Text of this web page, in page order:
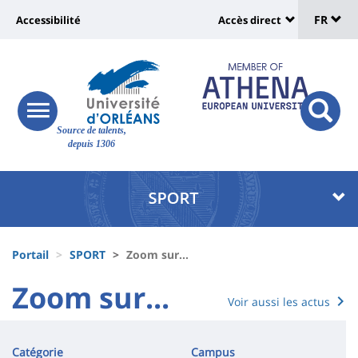
Site
Source de talents,
depuis 1306
Université
Recherche
responsive
menu
button
Université
vers
page
accessibilité
Accessibilité
:
Shortcut
links
Accès direct
de
FR
Université
Block
liste
des
composantes
d'Ariane
Portail SPORT Zoom sur...
University
Main
Titre
de
Zoom sur... Voir aussi les actus
Catégorie Campus